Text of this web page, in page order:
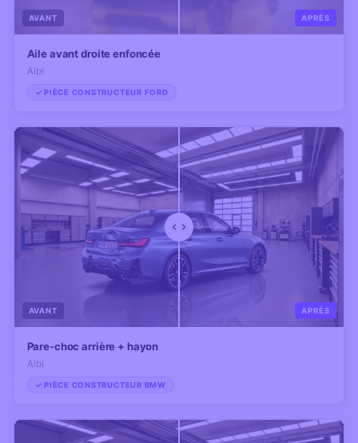
AVANT APRÈS
Aile avant droite enfoncée
Albi
✓ PIÈCE CONSTRUCTEUR FORD
AVANT APRÈS
Pare-choc arrière + hayon
Albi
✓ PIÈCE CONSTRUCTEUR BMW